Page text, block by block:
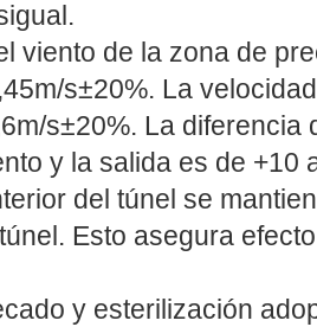
viento de la zona de
s±20%. La
s±20%. La diferencia
y la salida es de +10
del túnel se
Esto asegura
y esterilización